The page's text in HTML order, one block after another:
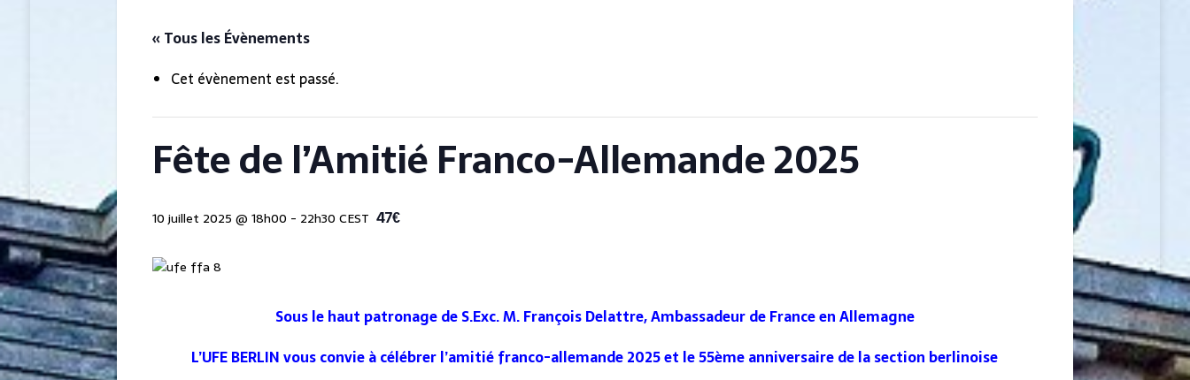
[ 15 juillet 2025 ] Le Verbe pour la forme, la vision pour le fond
[ 15 juillet 2025 ]
A Norman evening in the heart of Berlin
« Tous les Évènements
Cet évènement est passé.
Fête de l’Amitié Franco-Allemande 2025
10 juillet 2025 @ 18h00 - 22h30 CEST 47€
Sous le haut patronage de S.Exc. M. François Delattre, Ambassadeur de France en Allemagne
L’UFE BERLIN vous convie à célébrer l’amitié franco-allemande 2025 et le 55ème anniversaire de la section berlinoise